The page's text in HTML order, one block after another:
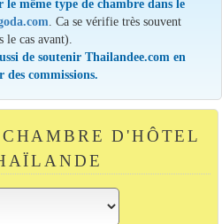
même type de chambre dans le
. Ca se vérifie très souvent
le cas avant).
de soutenir Thailandee.com en
commissions.
D'HÔTEL